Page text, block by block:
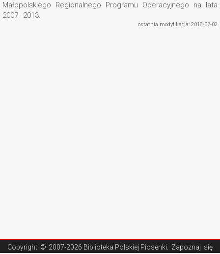
Małopolskiego Regionalnego Programu Operacyjnego na lata
2007–2013.
ostatnia modyfikacja: 2018-07-02
Copyright © 2007-2026 Biblioteka Polskiej Piosenki . Zapoznaj się